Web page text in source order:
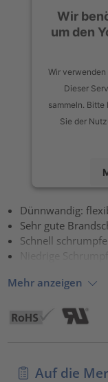
Wir
um den
Wir verwenden
Dieser
sammeln. Bitte
Sie der
powered by
Dünnwandig:
Sehr gute
Schnell
Niedrige
Mehr anzeigen
Auf die